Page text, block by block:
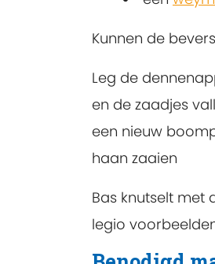
Kunnen de
Leg de
en de zaadjes
een nieuw
haan zaaien
Bas knutselt met
legio